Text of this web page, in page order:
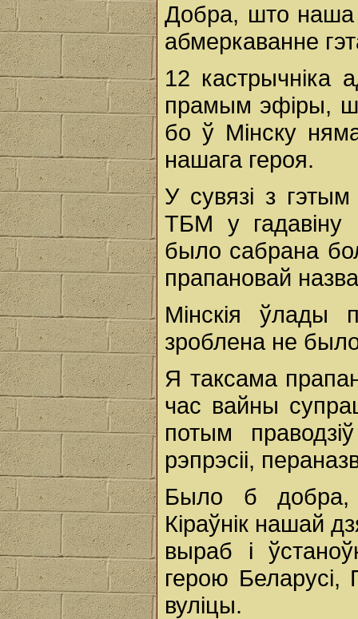
Добра, што наша
абмеркаванне
12 кастрычніка
прамым эфіры,
бо ў Мінску
нашага героя.
У сувязі з
ТБМ у гадавіну
было сабрана
прапановай
Мінскія ўлады
зроблена не
Я таксама
час вайны
потым
рэпрэсіі,
Было б добра,
Кіраўнік нашай
выраб і
герою
вуліцы.